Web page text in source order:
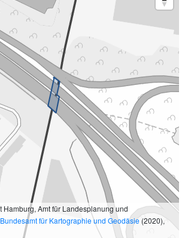
Hamburg, Amt für Landesplanung und
Bundesamt für Kartographie und Geodäsie (2020),